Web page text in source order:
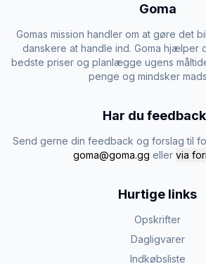
Goma
Gomas mission handler om at gøre det
danskere at handle ind. Goma hjælper
bedste priser og planlægge ugens
penge og mindsker
Har du
Send gerne din feedback og forslag til
goma@goma.gg eller via
Hurtige links
Opskrifter
Dagligvarer
Indkøbsliste